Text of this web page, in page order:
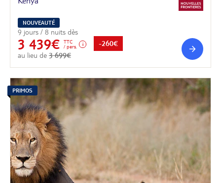
NOUVEAUTÉ
9 jours / 8 nuits dès
3 439€
TTC
/ pers.
au lieu de 3 699€
-260€
PRIMOS